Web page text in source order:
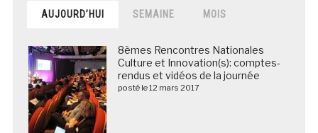
AUJOURD’HUI SEMAINE MOIS
8èmes Rencontres Nationales
Culture et Innovation(s): comptes-
rendus et vidéos de la journée
posté le 12 mars 2017